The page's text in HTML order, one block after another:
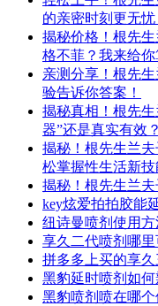
的亲密时刻更无忧
揭秘价格！根先
格不菲？我来给你
亲测分享！根先
验告诉你答案！
揭秘真相！根先
器”还是真实有效？
揭秘！根先生兰
松掌握性生活新技
揭秘！根先生兰
key炫爱拍拍胶能
纽诗曼喷剂使用
享久二代喷剂哪
拼多多上买的享
黑豹延时喷剂如
黑豹喷剂喷在哪